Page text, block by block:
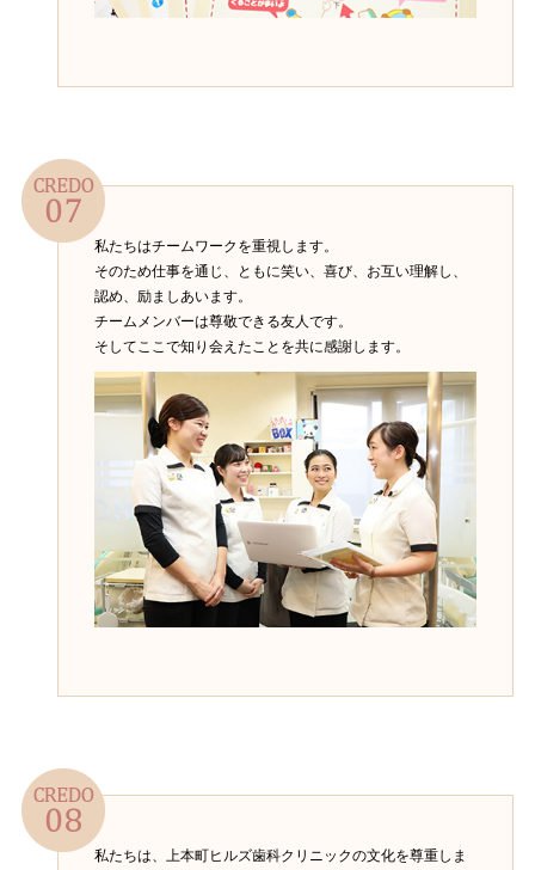
私たちはチームワークを重視します。
そのため仕事を通じ、ともに笑い、喜び、お互い理解し、
認め、励ましあいます。
チームメンバーは尊敬できる友人です。
そしてここで知り会えたことを共に感謝します。
私たちは、上本町ヒルズ歯科クリニックの文化を尊重しま